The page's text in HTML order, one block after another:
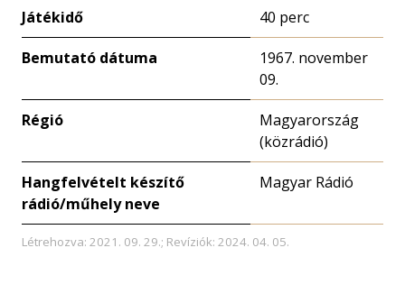
Játékidő 40 perc
Bemutató dátuma
1967. november
09.
Régió
Magyarország
(közrádió)
Hangfelvételt készítő
rádió/műhely neve
Magyar Rádió
Létrehozva: 2021. 09. 29.; Revíziók: 2024. 04. 05.